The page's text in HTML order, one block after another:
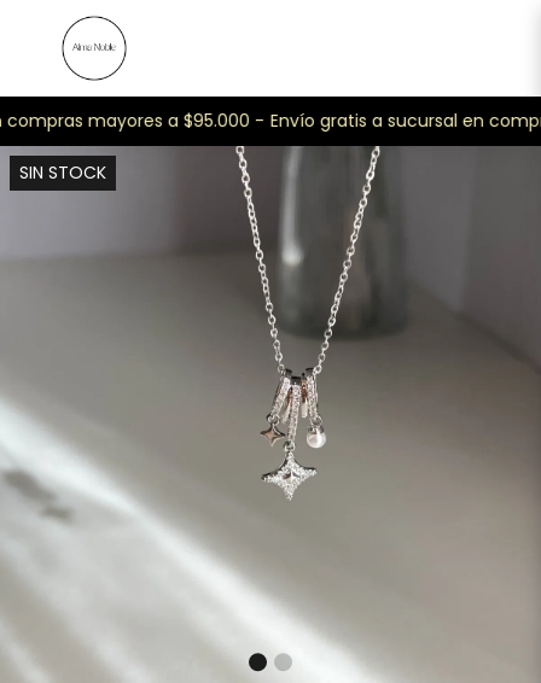
mayores a $95.000 - Envío gratis a sucursal en
SIN STOCK